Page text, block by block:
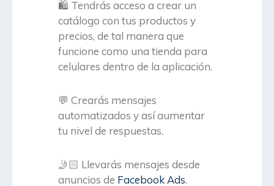
🛍️ Tendrás acceso a crear un
catálogo con tus productos y
precios, de tal manera que
funcione como una tienda para
celulares dentro de la aplicación.
💬 Crearás mensajes
automatizados y así aumentar
tu nivel de respuestas.
🤳🏻 Llevarás mensajes desde
anuncios de Facebook Ads.